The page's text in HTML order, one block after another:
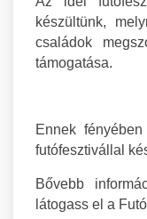
készültünk,
családok
támogatása.
Ennek
futófesztivállal
Bővebb
látogass el a